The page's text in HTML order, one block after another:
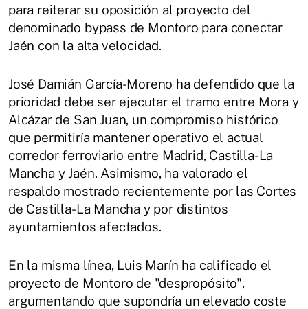
para reiterar su oposición al proyecto del
denominado bypass de Montoro para conectar
Jaén con la alta velocidad.
José Damián García-Moreno ha defendido que la
prioridad debe ser ejecutar el tramo entre Mora y
Alcázar de San Juan, un compromiso histórico
que permitiría mantener operativo el actual
corredor ferroviario entre Madrid, Castilla-La
Mancha y Jaén. Asimismo, ha valorado el
respaldo mostrado recientemente por las Cortes
de Castilla-La Mancha y por distintos
ayuntamientos afectados.
En la misma línea, Luis Marín ha calificado el
proyecto de Montoro de "despropósito",
argumentando que supondría un elevado coste